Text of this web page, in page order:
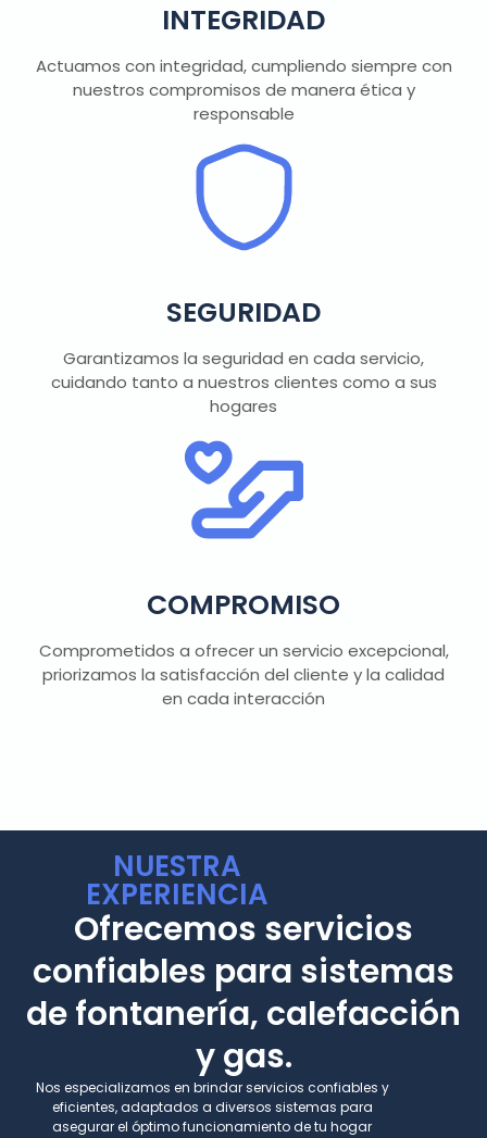
INTEGRIDAD
Actuamos con integridad, cumpliendo siempre con
nuestros compromisos de manera ética y
responsable
SEGURIDAD
Garantizamos la seguridad en cada servicio,
cuidando tanto a nuestros clientes como a sus
hogares
COMPROMISO
Comprometidos a ofrecer un servicio excepcional,
priorizamos la satisfacción del cliente y la calidad
en cada interacción
NUESTRA
EXPERIENCIA
Ofrecemos servicios
confiables para sistemas
de fontanería, calefacción
y gas.
Nos especializamos en brindar servicios confiables y
eficientes, adaptados a diversos sistemas para
asegurar el óptimo funcionamiento de tu hogar